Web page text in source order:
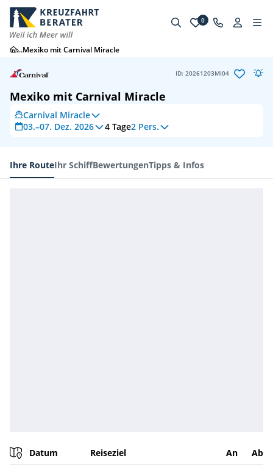
0
...Mexiko mit Carnival Miracle
ID: 20261203MI04
Mexiko mit Carnival Miracle
Carnival Miracle
03.–07. Dez. 2026
4 Tage2 Pers.
Ihre RouteIhr SchiffBewertungenTipps & Infos
Datum Reiseziel An Ab